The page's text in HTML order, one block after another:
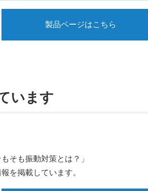
製品ページはこちら
います
そも振動対策とは？」
を掲載しています。